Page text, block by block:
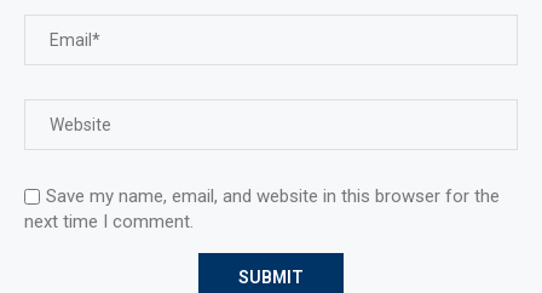
Save my name, email, and website in this browser for the
next time I comment.